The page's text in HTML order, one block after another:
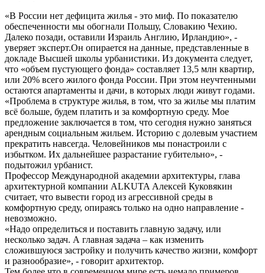
«В России нет дефицита жилья - это миф. По показателю
обеспеченности мы обогнали Польшу, Словакию Чехию.
Далеко позади, оставили Израиль Англию, Ирландию», -
уверяет эксперт.Он опирается на данные, представленные в
докладе Высшей школы урбанистики. Из документа следует,
что «объем пустующего фонда» составляет 13,5 млн квартир,
или 20% всего жилого фонда России. При этом неучтенными
остаются апартаменты и дачи, в которых люди живут годами.
«Проблема в структуре жилья, в том, что за жилье мы платим
всё больше, будем платить и за комфортную среду. Мое
предложение заключается в том, что сегодня нужно заняться
арендным социальным жильем. Историю с долевым участием
прекратить навсегда. Человейников мы понастроили с
избытком. Их дальнейшее разрастание губительно», -
подытожил урбанист.
Профессор Международной академии архитектуры, глава
архитектурной компании ALKUTA Алексей Куковякин
считает, что вывести город из агрессивной среды в
комфортную среду, опираясь только на одно направление -
невозможно.
«Надо определиться и поставить главную задачу, или
несколько задач. А главная задача – как изменить
сложившуюся застройку и получить качество жизни, комфорт
и разнообразие», - говорит архитектор.